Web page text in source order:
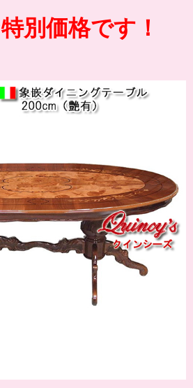
別価格です！